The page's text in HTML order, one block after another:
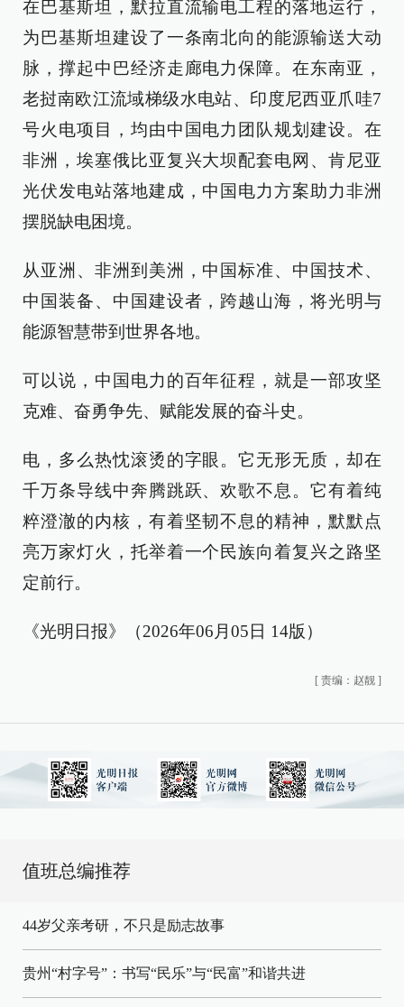
在巴基斯坦，默拉直流输电工程的落地运行，
为巴基斯坦建设了一条南北向的能源输送大动
脉，撑起中巴经济走廊电力保障。在东南亚，
老挝南欧江流域梯级水电站、印度尼西亚爪哇7
号火电项目，均由中国电力团队规划建设。在
非洲，埃塞俄比亚复兴大坝配套电网、肯尼亚
光伏发电站落地建成，中国电力方案助力非洲
摆脱缺电困境。
从亚洲、非洲到美洲，中国标准、中国技术、
中国装备、中国建设者，跨越山海，将光明与
能源智慧带到世界各地。
可以说，中国电力的百年征程，就是一部攻坚
克难、奋勇争先、赋能发展的奋斗史。
电，多么热忱滚烫的字眼。它无形无质，却在
千万条导线中奔腾跳跃、欢歌不息。它有着纯
粹澄澈的内核，有着坚韧不息的精神，默默点
亮万家灯火，托举着一个民族向着复兴之路坚
定前行。
《光明日报》（2026年06月05日 14版）
[ 责编：赵靓 ]
值班总编推荐
44岁父亲考研，不只是励志故事
贵州“村字号”：书写“民乐”与“民富”和谐共进